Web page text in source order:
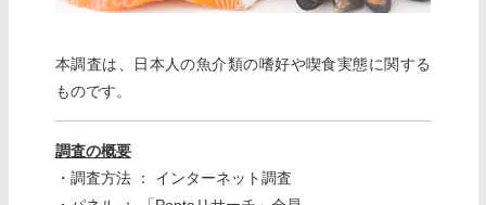
本調査は、日本人の魚介類の嗜好や喫食実態に関する
ものです。
調査の概要
・調査方法 ： インターネット調査